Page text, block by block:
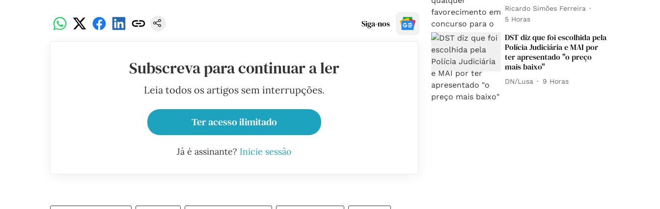
Siga-nos
Subscreva para continuar a ler
Leia todos os artigos sem interrupções.
Ter acesso ilimitado
Já é assinante? Inicie sessão
Ricardo Simões Ferreira
5 Horas
DST diz que foi escolhida pela
Polícia Judiciária e MAI por
ter apresentado "o preço
mais baixo"
DN/Lusa 9 Horas